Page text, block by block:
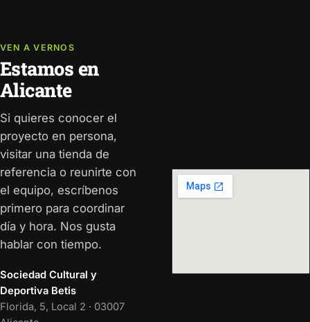
VEN A VERNOS
Estamos en
Alicante
Si quieres conocer el
proyecto en persona,
visitar una tienda de
referencia o reunirte con
el equipo, escríbenos
primero para coordinar
día y hora. Nos gusta
hablar con tiempo.
Sociedad Cultural y
Deportiva Betis
Florida, 5, Local 2 · 03007